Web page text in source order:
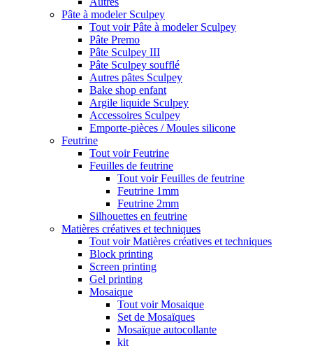
Pâte à modeler Sculpey
Tout voir Pâte à modeler Sculpey
Pâte Premo
Pâte Sculpey III
Pâte Sculpey soufflé
Autres pâtes Sculpey
Bake shop enfant
Argile liquide Sculpey
Accessoires Sculpey
Emporte-pièces / Moules silicone
Feutrine
Tout voir Feutrine
Feuilles de feutrine
Tout voir Feuilles de feutrine
Feutrine 1mm
Feutrine 2mm
Silhouettes en feutrine
Matières créatives et techniques
Tout voir Matières créatives et techniques
Block printing
Screen printing
Gel printing
Mosaique
Tout voir Mosaique
Set de Mosaïques
Mosaïque autocollante
kit